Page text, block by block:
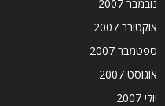
נובמבר 2007
אוקטובר 2007
ספטמבר 2007
אוגוסט 2007
יולי 2007